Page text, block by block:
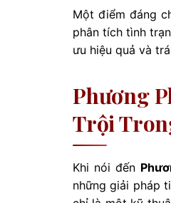
Một điểm đáng
phân tích tình
ưu hiệu quả và
Phương
Trội
Khi nói đến
những giải pháp